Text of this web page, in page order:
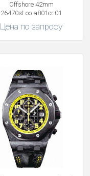
Offshore 42mm
26470st.oo.a801cr.01
Цена по запросу